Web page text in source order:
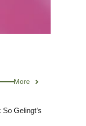
More
Gelingt’s